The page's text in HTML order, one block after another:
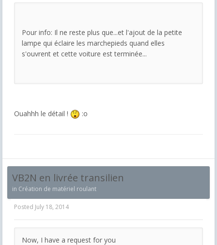
Pour info: Il ne reste plus que...et l'ajout de la petite
lampe qui éclaire les marchepieds quand elles
s'ouvrent et cette voiture est terminée...
Ouahhh le détail ! :o
VB2N en livrée transilien
in Création de matériel roulant
Posted July 18, 2014
Now, I have a request for you